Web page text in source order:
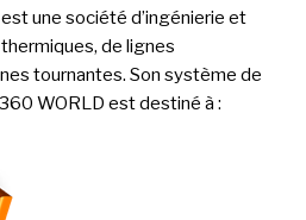
une société d’ingénierie et
de lignes
tournantes. Son système de
360 WORLD est destiné à :